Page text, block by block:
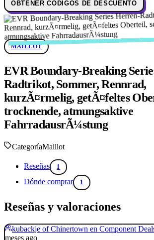
OBTENER CÓDIGOS DE DESCUENTO
MAILLOT
EVR Boundary-Breaking
Radtrikot, Sommer, Rennrad,
kurzÃ¤rmelig, getÃ¤feltes
trocknende, atmungsaktive
FahrradausrÃ¼stung
CategoríaMaillot
Reseñas 1
Dónde comprar 1
Reseñas y valoraciones
kubackje of Chinertown en Component
meses ago